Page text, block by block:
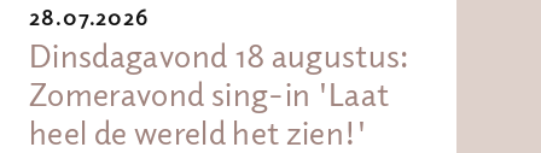
28.07.2026
Dinsdagavond 18 augustus:
Zomeravond sing-in 'Laat
heel de wereld het zien!'